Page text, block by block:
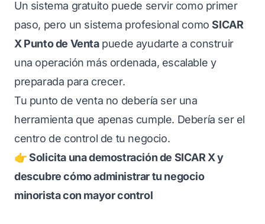
Un sistema gratuito puede servir como primer
paso, pero un sistema profesional comoSICAR
X Punto de Ventapuede ayudarte a construir
una operación más ordenada, escalable y
preparada para crecer.
Tu punto de venta no debería ser una
herramienta que apenas cumple. Debería ser el
centro de control de tu negocio.
👉 Solicita una demostración de SICAR X y
descubre cómo administrar tu negocio
minorista con mayor control